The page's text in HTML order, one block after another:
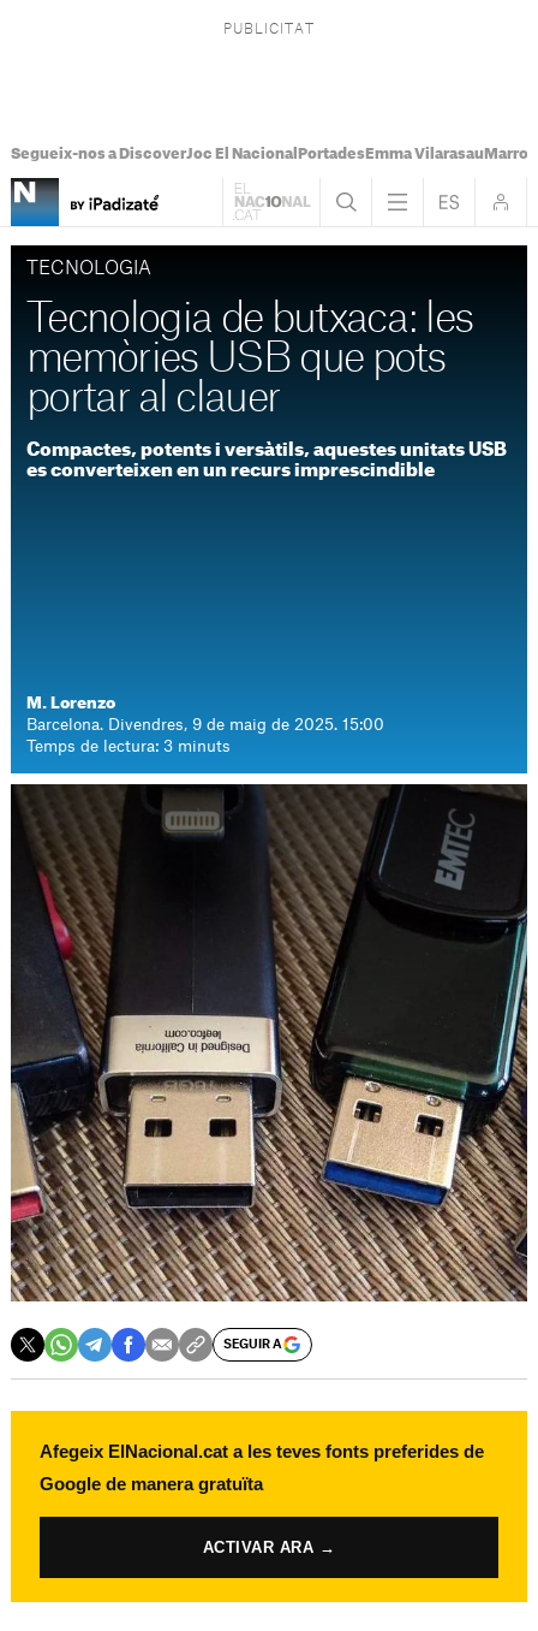
Segueix-nos a DiscoverJoc El Nacional PortadesEmma Vilarasau
TECNOLOGIA
Tecnologia de butxaca: les
memòries USB que pots
portar al clauer
Compactes, potents i versàtils, aquestes unitats USB
es converteixen en un recurs imprescindible
M. Lorenzo
Barcelona. Divendres, 9 de maig de 2025. 15:00
Temps de lectura: 3 minuts
SEGUIR A
Afegeix ElNacional.cat a les teves fonts preferides de
Google de manera gratuïta
ACTIVAR ARA →